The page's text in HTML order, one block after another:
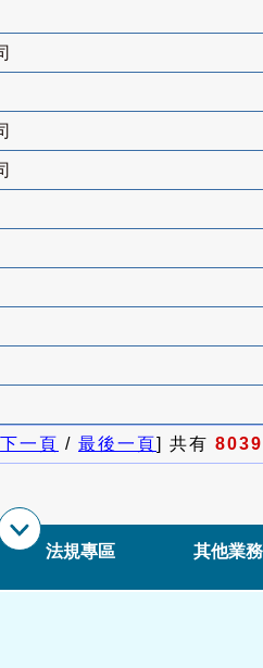
下一頁 / 最後一頁] 共有 8039
法規專區 其他業務